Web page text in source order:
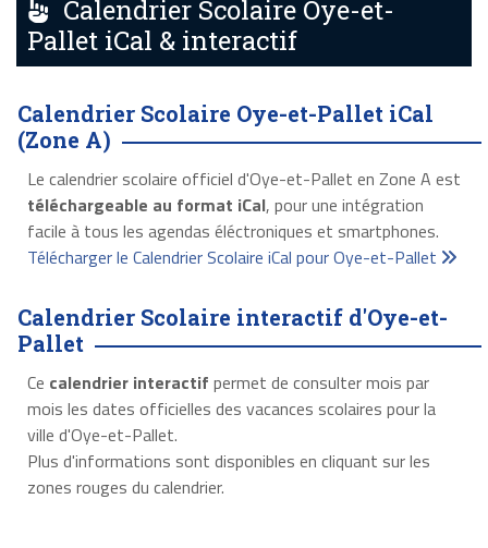
Calendrier Scolaire Oye-et-
Pallet iCal & interactif
Calendrier Scolaire Oye-et-Pallet iCal
(Zone A)
Le calendrier scolaire officiel d'Oye-et-Pallet en Zone A est
téléchargeable au format iCal, pour une intégration
facile à tous les agendas éléctroniques et smartphones.
Télécharger le Calendrier Scolaire iCal pour Oye-et-Pallet
Calendrier Scolaire interactif d'Oye-et-
Pallet
Ce calendrier interactif permet de consulter mois par
mois les dates officielles des vacances scolaires pour la
ville d'Oye-et-Pallet.
Plus d'informations sont disponibles en cliquant sur les
zones rouges du calendrier.